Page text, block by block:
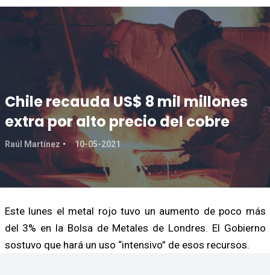
Chile recauda US$ 8 mil millones
extra por alto precio del cobre
Raúl Martínez 10-05-2021
Este lunes el metal rojo tuvo un aumento de poco más
del 3% en la Bolsa de Metales de Londres. El Gobierno
sostuvo que hará un uso “intensivo” de esos recursos.